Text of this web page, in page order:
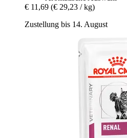
€ 11,69 (€ 29,23 / kg)
Zustellung bis 14. August